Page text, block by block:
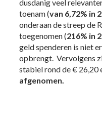
dusdanig veel
toenam (van 6,72% in
onderaan de streep de
toegenomen (216% in
geld spenderen is niet
opbrengt. Vervolgens
stabiel rond de € 26,20
afgenomen.